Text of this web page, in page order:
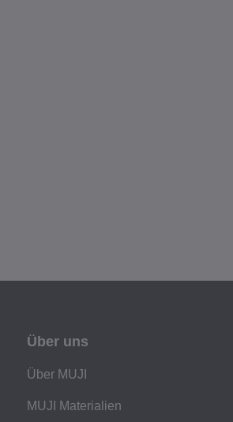
Über uns
Über MUJI
MUJI Materialien